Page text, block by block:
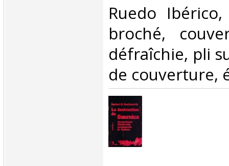
‎Ruedo
broché,
défraîchie, pli
de couverture,